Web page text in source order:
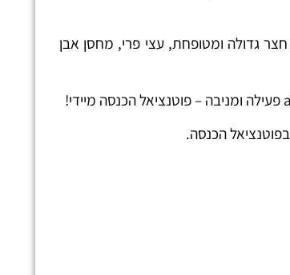
ענק של 607 מ"ר. הנכס מציע פרטיות ופינוק עם חצר גדולה ומטופחת, עצי פרי, מחסן אבן